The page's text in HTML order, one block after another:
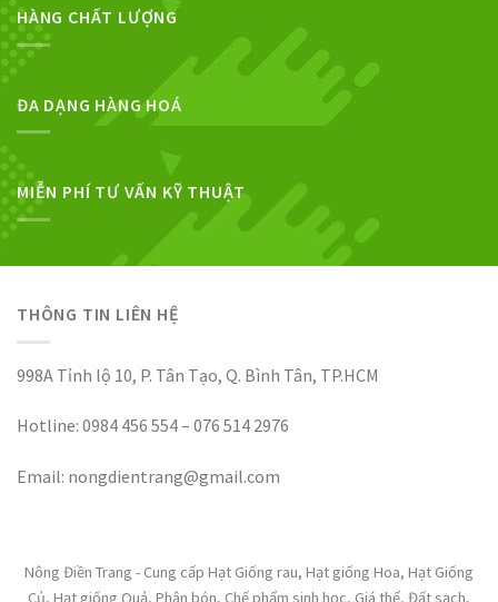
HÀNG CHẤT LƯỢNG
ĐA DẠNG HÀNG HOÁ
MIỄN PHÍ TƯ VẤN KỸ THUẬT
THÔNG TIN LIÊN HỆ
998A Tỉnh lộ 10, P. Tân Tạo, Q. Bình Tân, TP.HCM
Hotline: 0984 456 554 – 076 514 2976
Email: nongdientrang@gmail.com
Nông Điền Trang - Cung cấp Hạt Giống rau, Hạt giống Hoa, Hạt Giống